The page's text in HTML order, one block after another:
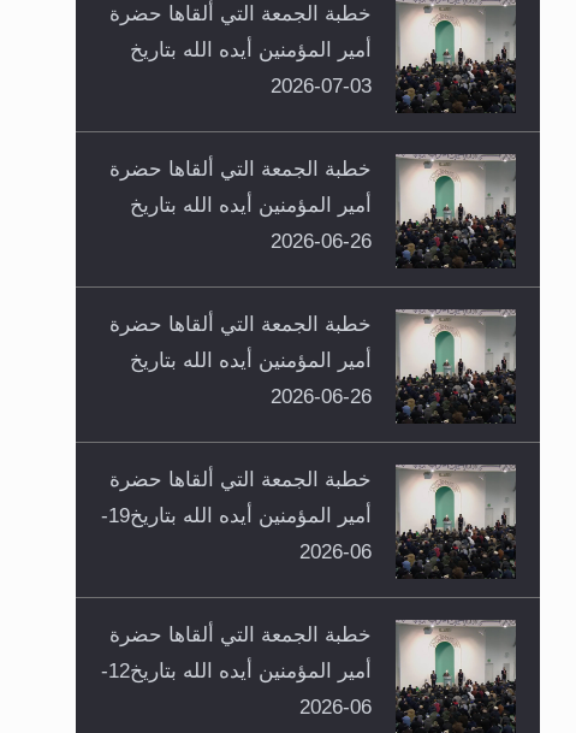
خطبة الجمعة التي ألقاها حضرة
أمير المؤمنين أيده الله بتاريخ
03-07-2026
خطبة الجمعة التي ألقاها حضرة
أمير المؤمنين أيده الله بتاريخ
26-06-2026
خطبة الجمعة التي ألقاها حضرة
أمير المؤمنين أيده الله بتاريخ
26-06-2026
خطبة الجمعة التي ألقاها حضرة
أمير المؤمنين أيده الله بتاريخ19-
06-2026
خطبة الجمعة التي ألقاها حضرة
أمير المؤمنين أيده الله بتاريخ12-
06-2026